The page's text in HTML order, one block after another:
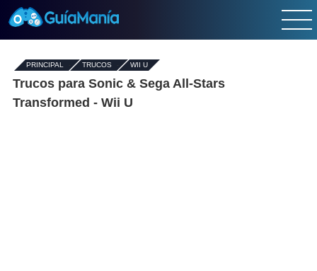
PRINCIPAL - TRUCOS- WII U
Trucos para Sonic & Sega All-Stars
Transformed - Wii U